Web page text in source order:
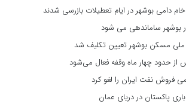
دامی بوشهر در ایام تعطیلات بازرسی شدند
بوشهر ساماندهی می‌ شود
مسکن بوشهر تعیین تکلیف شد
از حدود چهار ماه وقفه فعال می‌شود
فروش نفت ایران را لغو کرد
پاکستان در دریای عمان